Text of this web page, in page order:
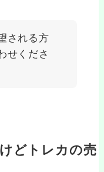
される方
せくださ
どトレカの売